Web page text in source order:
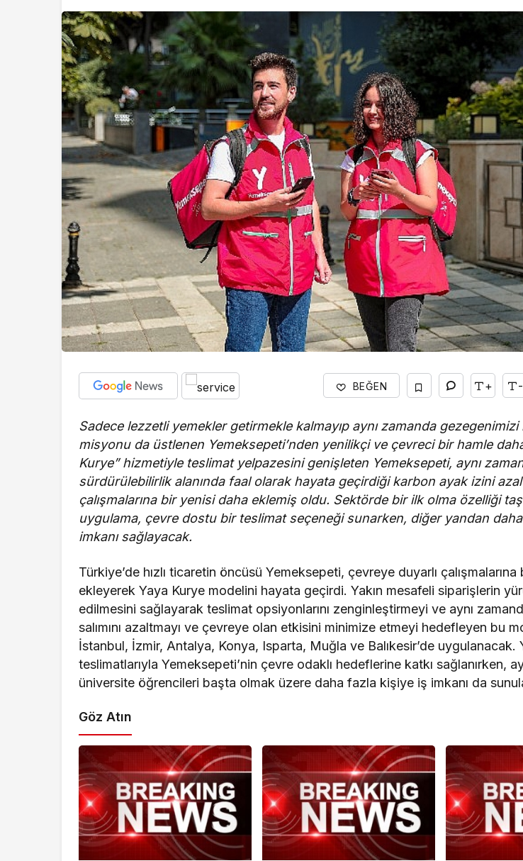
BEĞEN + -
Sadece lezzetli yemekler getirmekle kalmayıp aynı zamanda
misyonu da üstlenen Yemeksepeti’nden yenilikçi ve çevreci bir hamle
Kurye” hizmetiyle teslimat yelpazesini genişleten Yemeksepeti, aynı
sürdürülebilirlik alanında faal olarak hayata geçirdiği karbon ayak izini
çalışmalarına bir yenisi daha eklemiş oldu. Sektörde bir ilk olma özelliği
uygulama, çevre dostu bir teslimat seçeneği sunarken, diğer yandan
imkanı sağlayacak.
Türkiye’de hızlı ticaretin öncüsü Yemeksepeti, çevreye duyarlı
ekleyerek Yaya Kurye modelini hayata geçirdi. Yakın mesafeli siparişlerin
edilmesini sağlayarak teslimat opsiyonlarını zenginleştirmeyi ve aynı
salımını azaltmayı ve çevreye olan etkisini minimize etmeyi hedefleyen bu
İstanbul, İzmir, Antalya, Konya, Isparta, Muğla ve Balıkesir’de uygulanacak.
teslimatlarıyla Yemeksepeti’nin çevre odaklı hedeflerine katkı sağlanırken,
üniversite öğrencileri başta olmak üzere daha fazla kişiye iş imkanı da
Göz Atın
Magazin
Gloria Hotels & Resorts,
Ödüllü bar Panda & Sons ile
unutulmaz bir Miksoloji
Gecesine İmza Attı
Bodrum’da
buluşma!
konuşulan
baskısını
Collection
kutladı